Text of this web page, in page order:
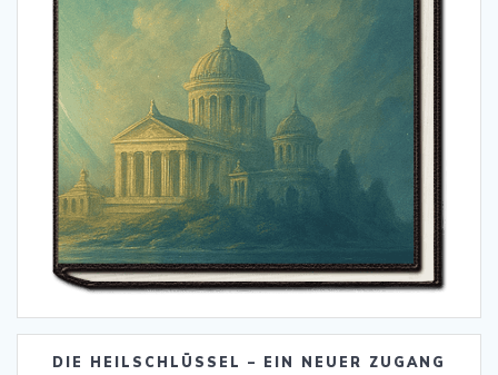
DIE HEILSCHLÜSSEL – EIN NEUER ZUGANG